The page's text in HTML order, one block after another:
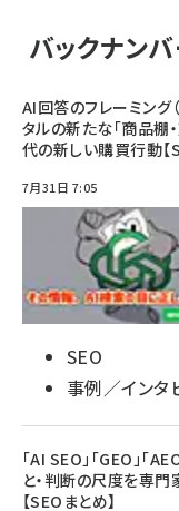
バックナン
AI回答のフレーミング
タルの新たな「商品棚
代の新しい購買行動【
7月31日 7:05
SEO
事例／インタ
「AI SEO」「GEO」「
と・判断の尺度を専
【SEOまとめ】